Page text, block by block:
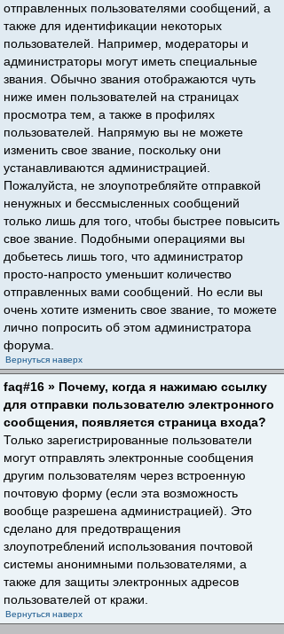
отправленных пользователями сообщений, а
также для идентификации некоторых
пользователей. Например, модераторы и
администраторы могут иметь специальные
звания. Обычно звания отображаются чуть
ниже имен пользователей на страницах
просмотра тем, а также в профилях
пользователей. Напрямую вы не можете
изменить свое звание, поскольку они
устанавливаются администрацией.
Пожалуйста, не злоупотребляйте отправкой
ненужных и бессмысленных сообщений
только лишь для того, чтобы быстрее повысить
свое звание. Подобными операциями вы
добьетесь лишь того, что администратор
просто-напросто уменьшит количество
отправленных вами сообщений. Но если вы
очень хотите изменить свое звание, то можете
лично попросить об этом администратора
форума.
Вернуться наверх
faq#16 » Почему, когда я нажимаю ссылку
для отправки пользователю электронного
сообщения, появляется страница входа?
Только зарегистрированные пользователи
могут отправлять электронные сообщения
другим пользователям через встроенную
почтовую форму (если эта возможность
вообще разрешена администрацией). Это
сделано для предотвращения
злоупотреблений использования почтовой
системы анонимными пользователями, а
также для защиты электронных адресов
пользователей от кражи.
Вернуться наверх